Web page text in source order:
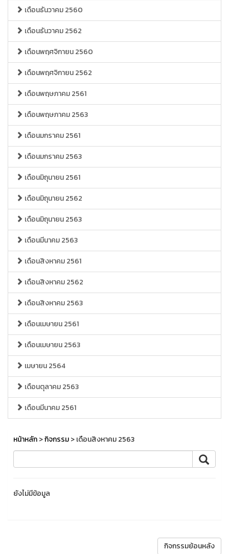
เดือนธันวาคม 2560
เดือนธันวาคม 2562
เดือนพฤศจิกายน 2560
เดือนพฤศจิกายน 2562
เดือนพฤษภาคม 2561
เดือนพฤษภาคม 2563
เดือนมกราคม 2561
เดือนมกราคม 2563
เดือนมิถุนายน 2561
เดือนมิถุนายน 2562
เดือนมิถุนายน 2563
เดือนมีนาคม 2563
เดือนสิงหาคม 2561
เดือนสิงหาคม 2562
เดือนสิงหาคม 2563
เดือนเมษายน 2561
เดือนเมษายน 2563
เมษายน 2564
เดือนตุลาคม 2563
เดือนมีนาคม 2561
หน้าหลัก>กิจกรรม> เดือนสิงหาคม 2563
ยังไม่มีข้อมูล
กิจกรรมย้อนหลัง